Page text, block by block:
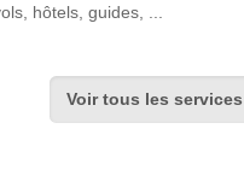
hôtels, guides, ...
Voir tous les services